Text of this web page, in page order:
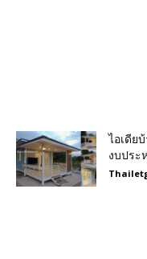
ไอเดีย
งบประ